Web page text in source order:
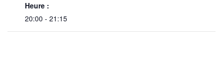
Heure :
20:00 - 21:15